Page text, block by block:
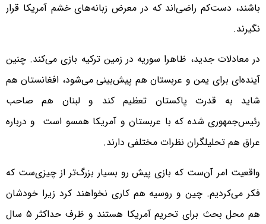
باشند، دست‌کم راضی‌اند که در معرض زبانه‌های خشم آمریکا قرار
نگیرند.
در معادلات جدید، ظاهرا سوریه در زمین ترکیه بازی می‌کند. چنین
آینده‌ای برای یمن و عربستان هم پیش‌بینی می‌شود، افغانستان هم
شاید به قدرت پاکستان تعظیم کند و لبنان هم صاحب
رئیس‌جمهوری شده که با عربستان و آمریکا همسو است و درباره
عراق هم تحلیلگران نظرات مختلفی دارند.
واقعیت امر آن‌ست که بازی پیش رو بسیار بزرگ‌تر از چیزی‌ست که
فکر می‌کردیم. چین و روسیه هم کاری نخواهند کرد زیرا خودشان
هم محل بحث برای تحریم آمریکا هستند و ظرف حداکثر ۵ سال